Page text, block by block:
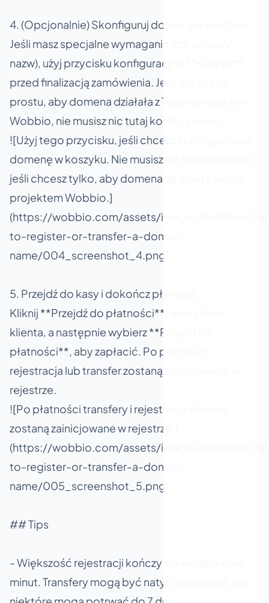
4. (Opcjonalnie) Skonfiguruj domenę w koszyku
Jeśli masz specjalne wymagania (np. serwery
nazw), użyj przycisku konfiguracji w **Koszyk**
przed finalizacją zamówienia. Jeśli chcesz po
prostu, aby domena działała z Twoim projektem
Wobbio, nie musisz nic tutaj konfigurować.
![Użyj tego przycisku, jeśli chcesz skonfigurować
domenę w koszyku. Nie musisz nic konfigurować,
jeśli chcesz tylko, aby domena działała z Twoim
projektem Wobbio.]
(https://wobbio.com/assets/images/helpdesk/
to-register-or-transfer-a-domain-
name/004_screenshot_4.png)
5. Przejdź do kasy i dokończ płatność
Kliknij **Przejdź do płatności**, wpisz dane
klienta, a następnie wybierz **Przejdź do
płatności**, aby zapłacić. Po płatności
rejestracja lub transfer zostaną zainicjowane w
rejestrze.
![Po płatności transfery i rejestracje domen
zostaną zainicjowane w rejestrze.]
(https://wobbio.com/assets/images/helpdesk/
to-register-or-transfer-a-domain-
name/005_screenshot_5.png)
## Tips
- Większość rejestracji kończy się w ciągu kilku
minut. Transfery mogą być natychmiastowe, ale